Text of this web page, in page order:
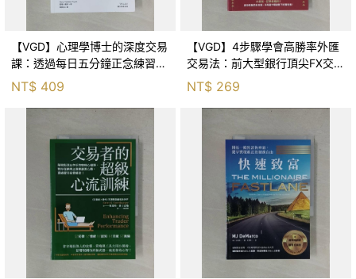
【VGD】心理學博士的深度交易
課：透過每日五分鐘正念練習和
尖端心理學實現最佳交易表現_
NT$ 409
【VGD】4步驟學會高勝率外匯
交易法：前大型銀行頂尖FX交易
員教你從市場判讀到資金管理_
調查中的鈴木拓哉
NT$ 269